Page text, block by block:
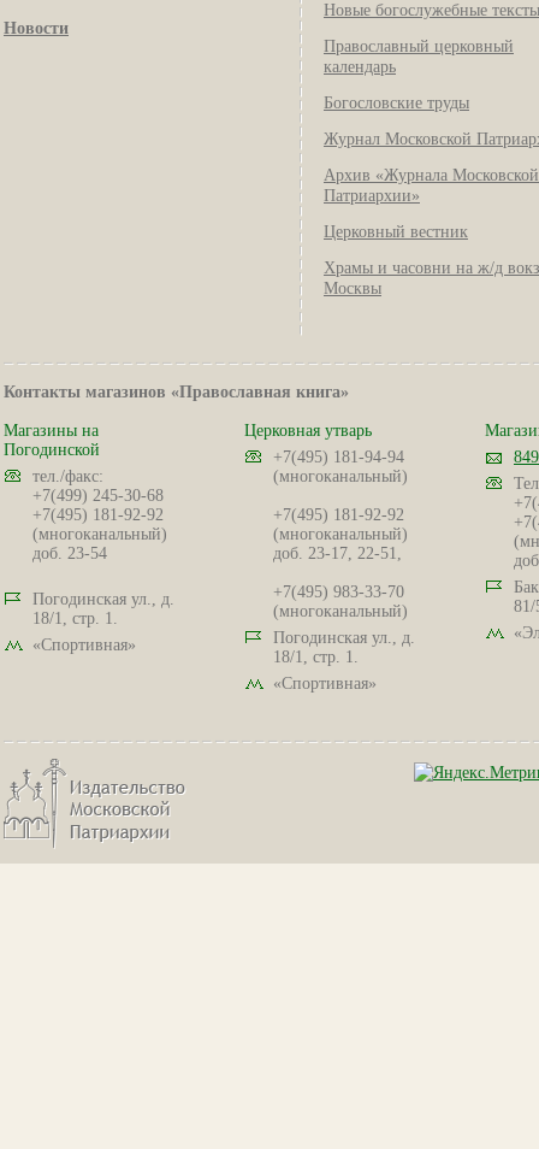
Новости
Новые богослужебные тексты
Православный церковный
календарь
Богословские труды
Журнал Московской
Архив «Журнала Московской
Патриархии»
Церковный вестник
Храмы и часовни на ж/д
Москвы
Контакты магазинов «Православная книга»
Магазины на
Погодинской
тел./факс:
+7(499) 245-30-68
+7(495) 181-92-92
(многоканальный)
доб. 23-54
Погодинская ул., д.
18/1, стр. 1.
«Спортивная»
Церковная утварь
+7(495) 181-94-94
(многоканальный)
+7(495) 181-92-92
(многоканальный)
доб. 23-17, 22-51,
+7(495) 983-33-70
(многоканальный)
Погодинская ул., д.
18/1, стр. 1.
«Спортивная»
81/